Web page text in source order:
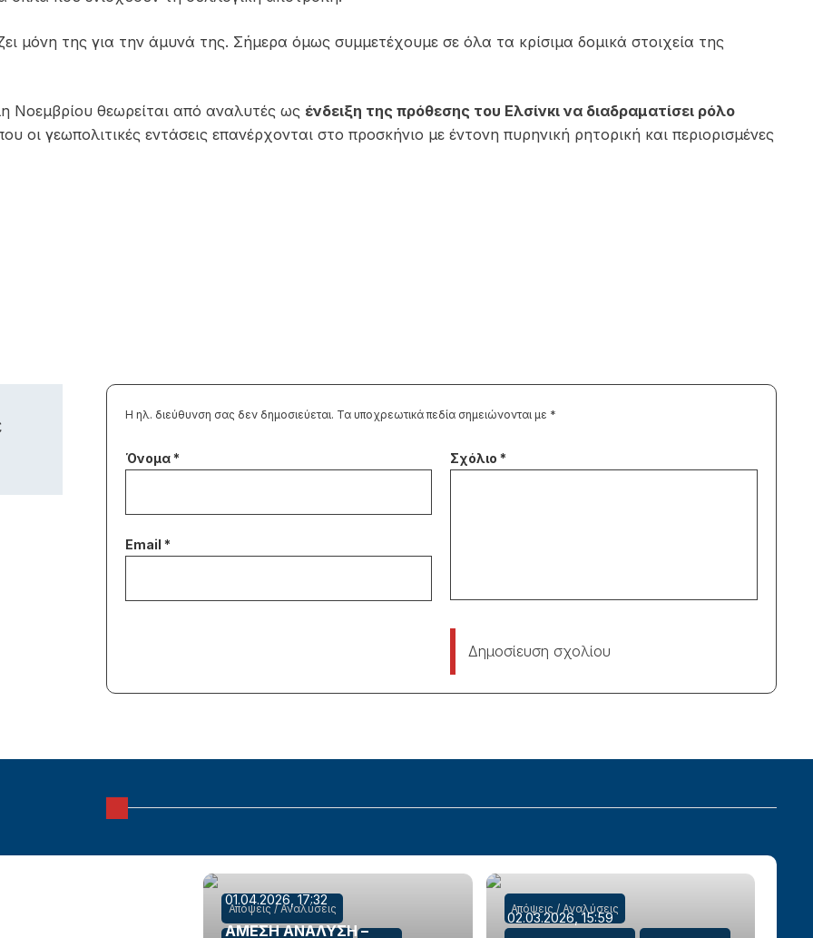
μόνη της για την άμυνά της. Σήμερα όμως συμμετέχουμε σε όλα τα κρίσιμα δομικά στοιχεία της
Νοεμβρίου θεωρείται από αναλυτές ως ένδειξη της πρόθεσης του Ελσίνκι να διαδραματίσει ρόλο
οι γεωπολιτικές εντάσεις επανέρχονται στο προσκήνιο με έντονη πυρηνική ρητορική και περιορισμένες
Η ηλ. διεύθυνση σας δεν δημοσιεύεται. Τα υποχρεωτικά πεδία σημειώνονται με *
Δημοσίευση σχολίου
Απόψεις / Αναλύσεις
01.04.2026, 17:32
ΑΜΕΣΗ ΑΝΑΛΥΣΗ –
Απόψεις / Αναλύσεις
02.03.2026, 15:59